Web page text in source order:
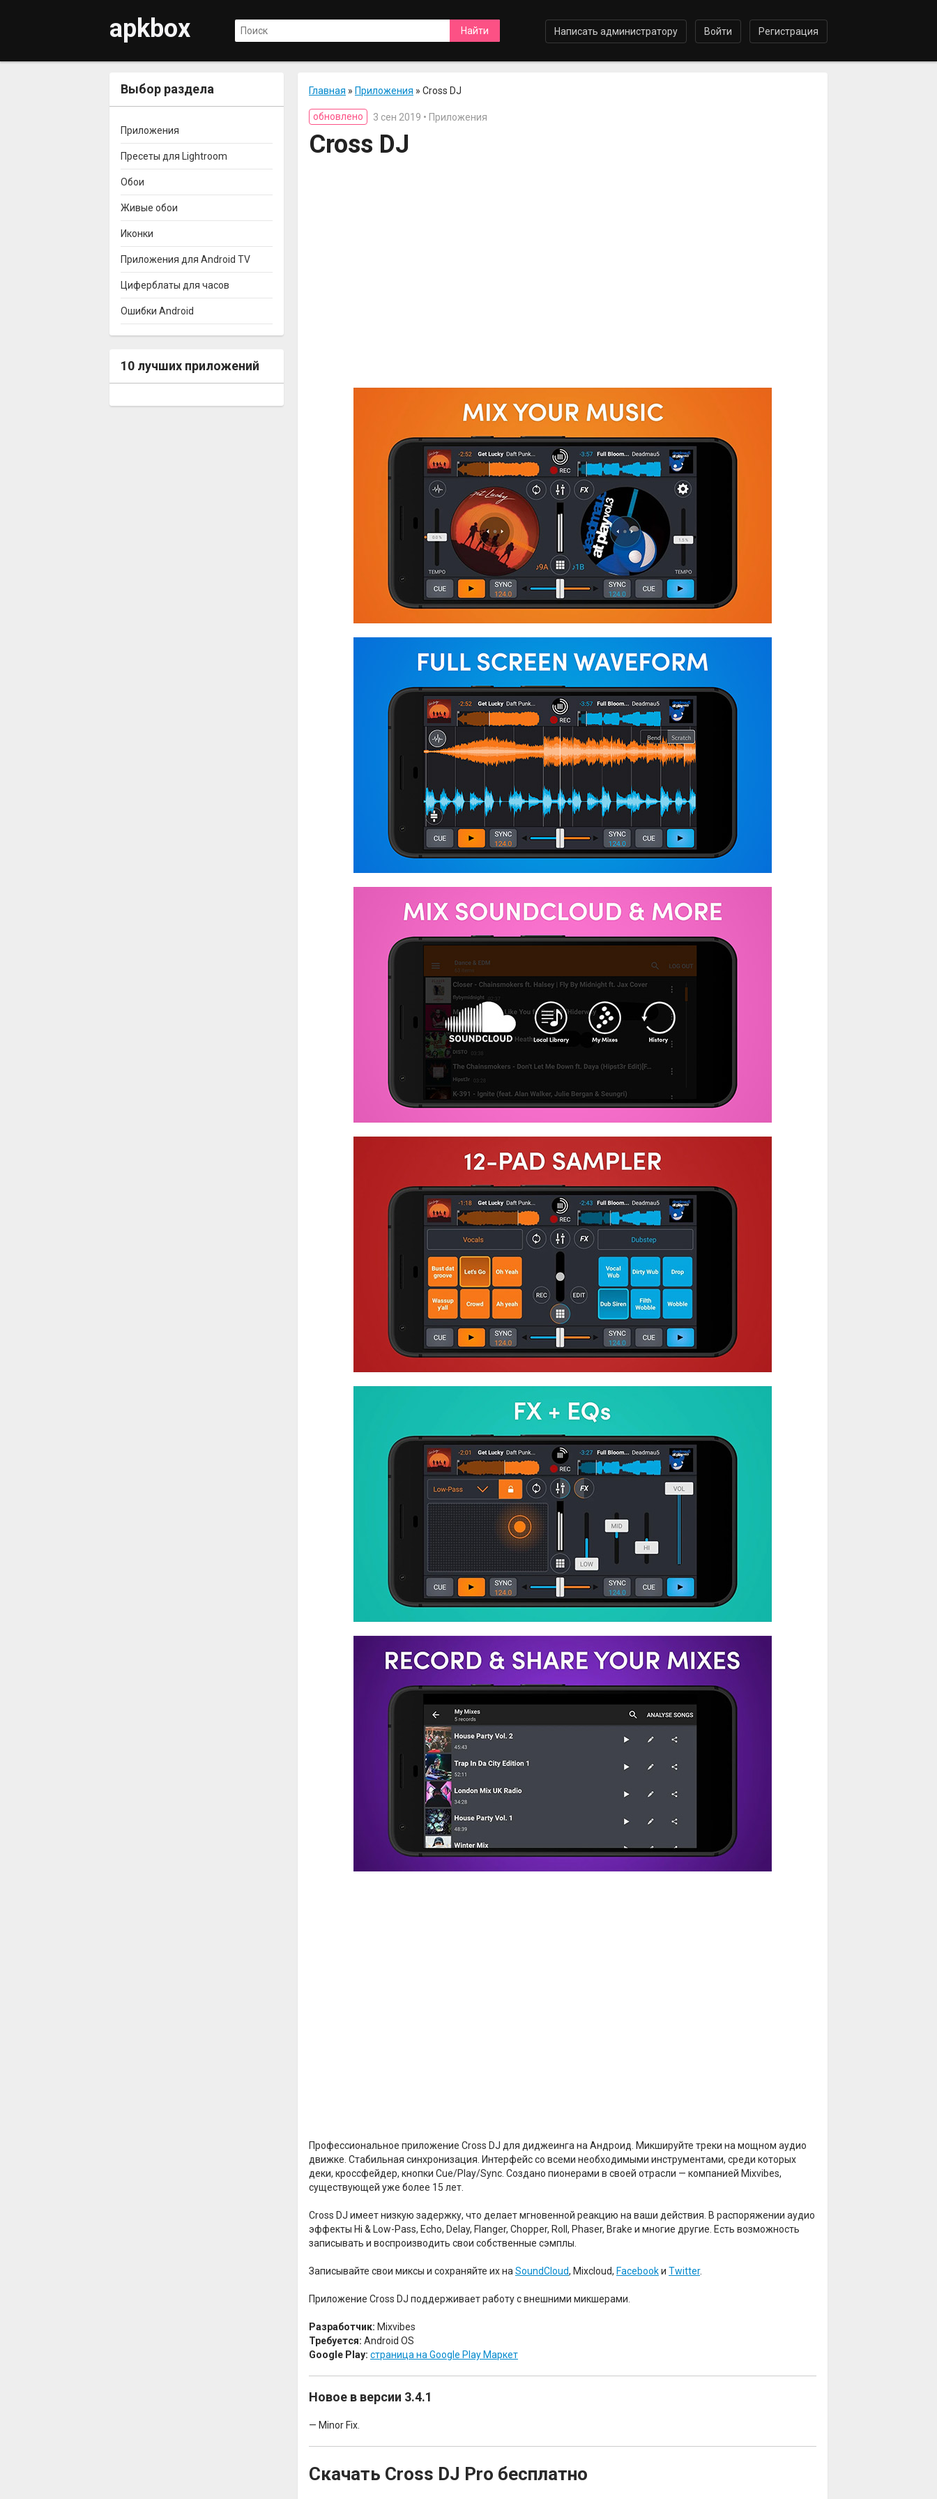
apkbox Регистрация
Войти
Написать администратору
Главная » Приложения » Cross DJ
обновлено 3 сен 2019 • Приложения
Cross DJ
Профессиональное приложение Cross DJ для диджеинга на Андроид. Микшируйте треки на мощном аудио
движке. Стабильная синхронизация. Интерфейс со всеми необходимыми инструментами, среди которых
деки, кроссфейдер, кнопки Cue/Play/Sync. Создано пионерами в своей отрасли — компанией Mixvibes,
существующей уже более 15 лет.
Cross DJ имеет низкую задержку, что делает мгновенной реакцию на ваши действия. В распоряжении аудио
эффекты Hi & Low-Pass, Echo, Delay, Flanger, Chopper, Roll, Phaser, Brake и многие другие. Есть возможность
записывать и воспроизводить свои собственные сэмплы.
Записывайте свои миксы и сохраняйте их на SoundCloud, Mixcloud, Facebookи Twitter.
Приложение Cross DJ поддерживает работу с внешними микшерами.
Разработчик: Mixvibes
Требуется: Android OS
Google Play: страница на Google Play Маркет
Новое в версии 3.4.1
— Minor Fix.
Скачать Cross DJ Pro бесплатно
Выбор раздела
Приложения
Пресеты для Lightroom
Обои
Живые обои
Иконки
Приложения для Android TV
Циферблаты для часов
Ошибки Android
10 лучших приложений